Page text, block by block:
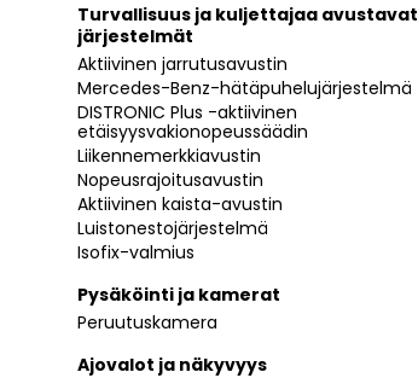
Turvallisuus ja kuljettajaa avustavat
järjestelmät
Aktiivinen jarrutusavustin
Mercedes-Benz-hätäpuhelujärjestelmä
DISTRONIC Plus -aktiivinen
etäisyysvakionopeussäädin
Liikennemerkkiavustin
Nopeusrajoitusavustin
Aktiivinen kaista-avustin
Luistonestojärjestelmä
Isofix-valmius
Pysäköinti ja kamerat
Peruutuskamera
Ajovalot ja näkyvyys